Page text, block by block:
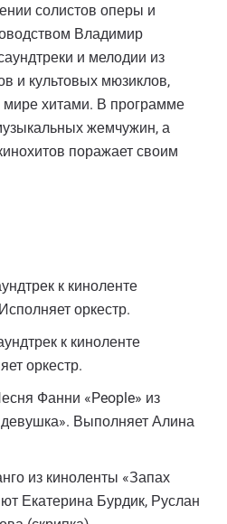
солистов оперы и
Владимир
и мелодии из
и культовых мюзиклов,
хитами. В программе
жемчужин, а
поражает своим
к киноленте
оркестр.
к киноленте
оркестр.
Фанни «People» из
Выполняет Алина
из киноленты «Запах
Екатерина Бурдик, Руслан